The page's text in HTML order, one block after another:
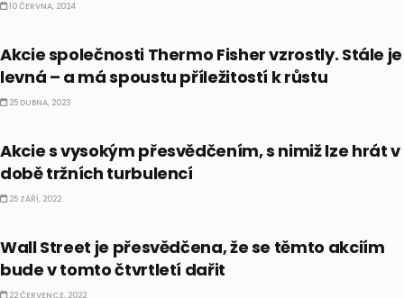
10 ČERVNA, 2024
Akcie společnosti Thermo Fisher vzrostly. Stále je
levná – a má spoustu příležitostí k růstu
25 DUBNA, 2023
Akcie s vysokým přesvědčením, s nimiž lze hrát v
době tržních turbulencí
25 ZÁŘÍ, 2022
Wall Street je přesvědčena, že se těmto akciím
bude v tomto čtvrtletí dařit
22 ČERVENCE, 2022